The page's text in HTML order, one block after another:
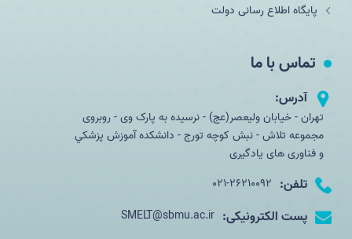
پایگاه اطلاع رسانی دولت
تماس با ما
آدرس:
تهران - خیابان ولیعصر(عج) - نرسیده به پارک وی - روبروی
مجموعه تلاش - نبش کوچه تورج - دانشکده آموزش پزشكي
و فناوری های یادگیری
تلفن: 021-26210092
پست الکترونیکی: SMELT@sbmu.ac.ir